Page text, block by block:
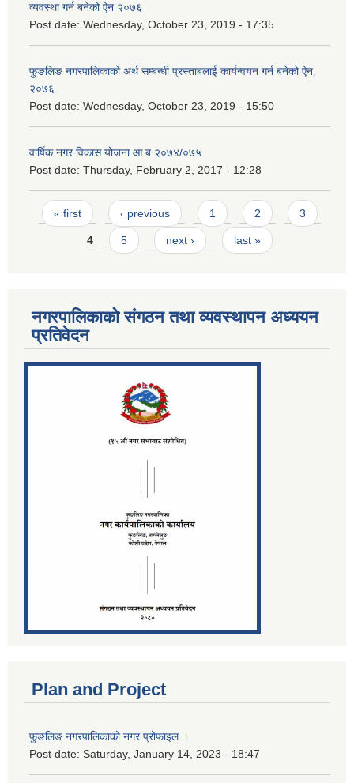
व्यवस्था गर्न बनेको ऐन २०७६
Post date: Wednesday, October 23, 2019 - 17:35
फुङलिङ नगरपालिकाको अर्थ सम्बन्धी प्रस्ताबलाई कार्यन्वयन गर्न बनेको ऐन‚
२०७६
Post date: Wednesday, October 23, 2019 - 15:50
वार्षिक नगर विकास योजना आ.ब.२०७४/०७५
Post date: Thursday, February 2, 2017 - 12:28
Pages
« first ‹ previous 1 2 3
4 5 next › last »
नगरपालिकाको संगठन तथा व्यवस्थापन अध्ययन
प्रतिवेदन
Plan and Project
फुङलिङ नगरपालिकाको नगर प्रोफाइल ।
Post date: Saturday, January 14, 2023 - 18:47